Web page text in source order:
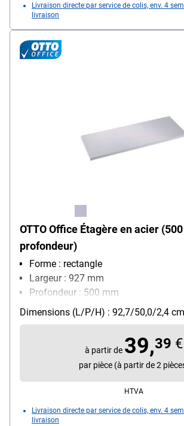
Livraison directe par service de colis, env. 4
livraison
OTTO Office Étagère en acier
profondeur)
Forme : rectangle
Largeur : 927 mm
Profondeur : 500 mm
Hauteur : 24 mm
Poids : 4.1 kg
Dimensions (L/P/H) : 92,7/50,0/2,4 cm
à partir de 39,39 €
par pièce (à partir de 2
HTVA
Livraison directe par service de colis, env. 4
livraison